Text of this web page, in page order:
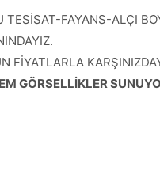
FAYANS-ALÇI
FİYATLARLA
GÖRSELLİKLER